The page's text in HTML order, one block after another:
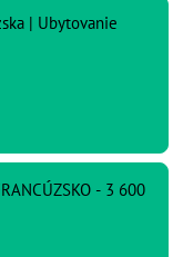
| Ubytovanie
- 3 600